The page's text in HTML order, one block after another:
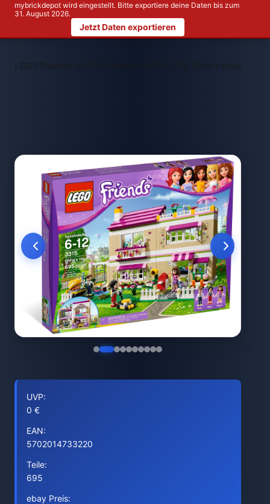
mybrickdepot wird eingestellt. Bitte exportiere deine Daten bis zum
31. August 2026.
Jetzt Daten exportieren
LEGO Themen > LEGO 3315 Olivia's House
UVP:
0 €
EAN:
5702014733220
Teile:
695
ebay Preis: